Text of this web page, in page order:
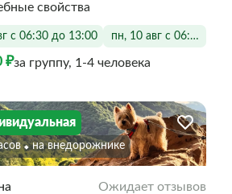
свойства
с 06:30 до 13:00 пн, 10 авг с 06:30 до
₽за группу, 1-4 человека
На внедорожнике
Ожидает отзывов